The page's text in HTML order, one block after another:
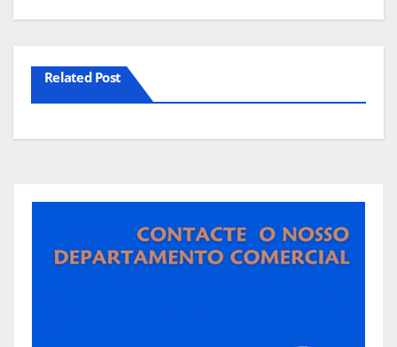
Related Post